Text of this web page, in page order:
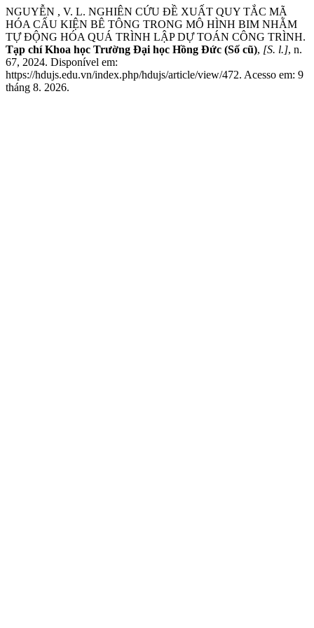
NGUYỄN , V. L. NGHIÊN CỨU ĐỀ XUẤT QUY TẮC MÃ
HÓA CẤU KIỆN BÊ TÔNG TRONG MÔ HÌNH BIM NHẰM
TỰ ĐỘNG HÓA QUÁ TRÌNH LẬP DỰ TOÁN CÔNG TRÌNH.
Tạp chí Khoa học Trường Đại học Hồng Đức (Số cũ), [S. l.], n.
67, 2024. Disponível em:
https://hdujs.edu.vn/index.php/hdujs/article/view/472. Acesso em: 9
tháng 8. 2026.